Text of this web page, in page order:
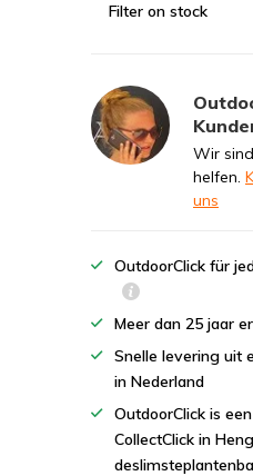
Filter on stock
Wir
helfen.
uns
OutdoorClick für
Meer dan 25 jaar
Snelle levering uit
in Nederland
OutdoorClick is
CollectClick in